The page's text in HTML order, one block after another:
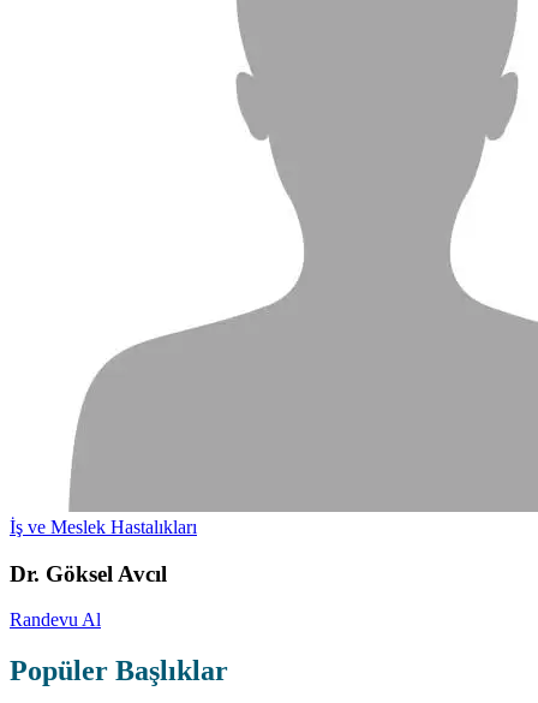
İş ve Meslek Hastalıkları
Dr. Göksel Avcıl
Randevu Al
Popüler Başlıklar